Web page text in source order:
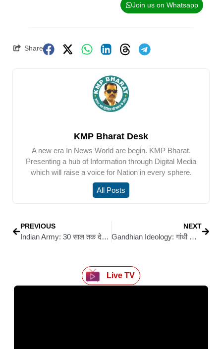
Join us on Whatsapp
Share
KMP Bharat Desk
A new era In News World are begin. KMP Bharat.
Presenting a hub of Information through Digital Media
which will raise a voice for Nation in every sphere.
All Posts
PREVIOUS
Indian Army: 30 साल तक देश सेवा करने वाले भारतीय सेना के वीर सपूत सीवान के कलक्टर बैठा का निधन
NEXT
Gandhian Ideology: गांधी के प्रपौत्र तुषार गांधी का सिवान आगमन 20 को, बिहार की भूमिका पर होगा मंथन: अशोक कुमार सिंह
Live TV